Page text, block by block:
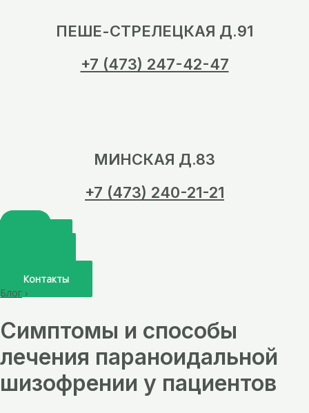
ПЕШЕ-СТРЕЛЕЦКАЯ Д.91
+7 (473) 247-42-47
МИНСКАЯ Д.83
+7 (473) 240-21-21
Контакты
Блог ›
Симптомы и способы
лечения параноидальной
шизофрении у пациентов